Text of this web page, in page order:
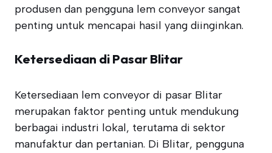
produsen dan pengguna lem conveyor sangat
penting untuk mencapai hasil yang diinginkan.
Ketersediaan di Pasar Blitar
Ketersediaan lem conveyor di pasar Blitar
merupakan faktor penting untuk mendukung
berbagai industri lokal, terutama di sektor
manufaktur dan pertanian. Di Blitar, pengguna